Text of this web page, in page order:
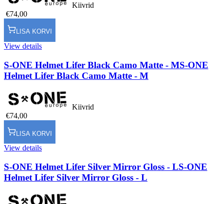
Kiivrid
€74,00
LISA KORVI
View details
S-ONE Helmet Lifer Black Camo Matte - MS-ONE
Helmet Lifer Black Camo Matte - M
Kiivrid
€74,00
LISA KORVI
View details
S-ONE Helmet Lifer Silver Mirror Gloss - LS-ONE
Helmet Lifer Silver Mirror Gloss - L